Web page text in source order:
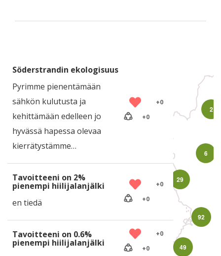
Söderstrandin ekologisuus
Pyrimme pienentämään
sähkön kulutusta ja
kehittämään edelleen jo
hyvässä hapessa olevaa
kierrätystämme…
+0
+0
Tavoitteeni on 2%
pienempi hiilijalanjälki
en tiedä
+0
+0
Tavoitteeni on 0.6%
pienempi hiilijalanjälki
+0
+0
2
29
49
6
92